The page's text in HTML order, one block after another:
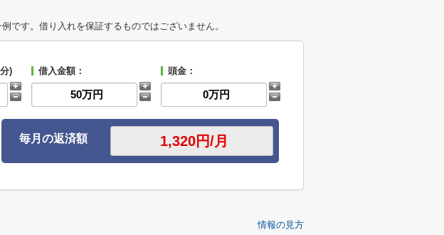
です。借り入れを保証するものではございません。
) 借入金額： 頭金：
毎月の返済額
情報の見方